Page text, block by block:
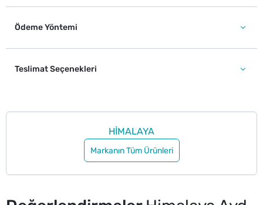
Ödeme Yöntemi
Teslimat Seçenekleri
HİMALAYA
Markanın Tüm Ürünleri